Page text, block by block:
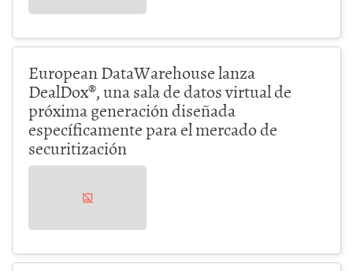
European DataWarehouse lanza
DealDox®, una sala de datos virtual de
próxima generación diseñada
específicamente para el mercado de
securitización